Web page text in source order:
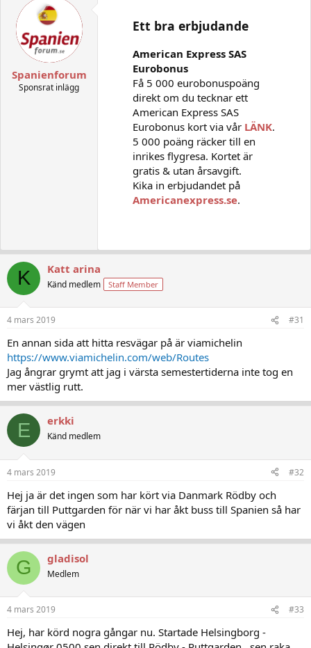
o
:Spanienforum
Sponsrat inlägg
Ett bra erbjudande
American Express SAS
Eurobonus
Få 5 000 eurobonuspoäng
direkt om du tecknar ett
American Express SAS
Eurobonus kort via vår LÄNK.
5 000 poäng räcker till en
inrikes flygresa. Kortet är
gratis & utan årsavgift.
Kika in erbjudandet på
Americanexpress.se.
K Katt arina
Känd medlem Staff Member
4 mars 2019 #31
En annan sida att hitta resvägar på är viamichelin
https://www.viamichelin.com/web/Routes
Jag ångrar grymt att jag i värsta semestertiderna inte tog en
mer västlig rutt.
E erkki
Känd medlem
4 mars 2019 #32
Hej ja är det ingen som har kört via Danmark Rödby och
färjan till Puttgarden för när vi har åkt buss till Spanien så har
vi åkt den vägen
G gladisol
Medlem
4 mars 2019 #33
Hej, har körd nogra gångar nu. Startade Helsingborg -